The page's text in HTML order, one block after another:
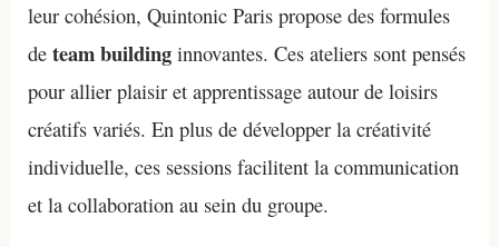
leur cohésion, Quintonic Paris propose des formules
deteam building innovantes. Ces ateliers sont pensés
pour allier plaisir et apprentissage autour de loisirs
créatifs variés. En plus de développer la créativité
individuelle, ces sessions facilitent la communication
et la collaboration au sein du groupe.